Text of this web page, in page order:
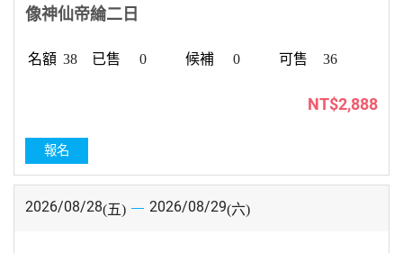
像神仙帝綸二日
38 0 0 36
NT$2,888
報名
2026/08/28(五) 2026/08/29(六)